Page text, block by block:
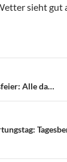
sieht gut
Alle da…